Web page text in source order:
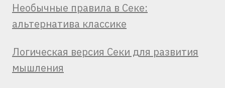
Необычные правила в Секе:
альтернатива классике
Логическая версия Секи для развития
мышления